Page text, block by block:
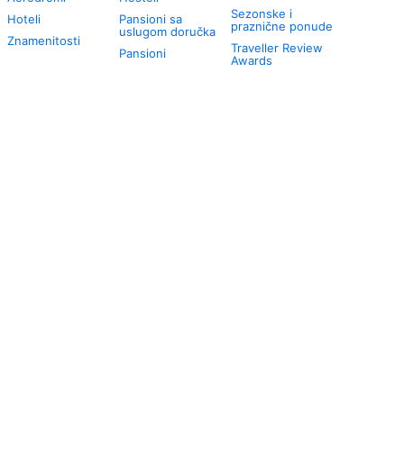
Hoteli
Znamenitosti
Pansioni sa
uslugom doručka
Pansioni
Sezonske i
praznične ponude
Traveller Review
Awards